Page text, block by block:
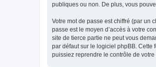
publiques ou non. De plus, vous
Votre mot de passe est chiffré (par un
passe est le moyen d’accès à votre
site de tierce partie ne peut vous
par défaut sur le logiciel phpBB. Cette
puissiez reprendre le contrôle de votre